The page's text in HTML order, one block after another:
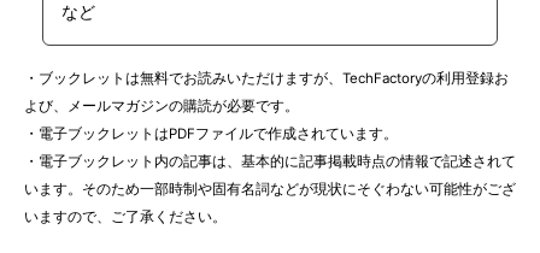
など
・ブックレットは無料でお読みいただけますが、TechFactoryの利用登録お
よび、メールマガジンの購読が必要です。
・電子ブックレットはPDFファイルで作成されています。
・電子ブックレット内の記事は、基本的に記事掲載時点の情報で記述されて
います。そのため一部時制や固有名詞などが現状にそぐわない可能性がござ
いますので、ご了承ください。